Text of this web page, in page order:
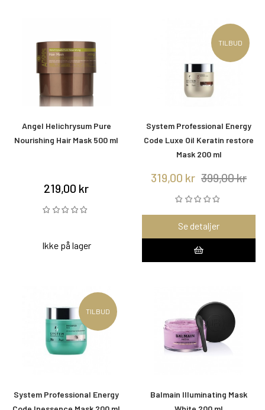
Angel Helichrysum Pure
Nourishing Hair Mask 500 ml
219,00 kr
Ikke på lager
TILBUD
System Professional Energy
Code Luxe Oil Keratin restore
Mask 200 ml
319,00 kr 399,00 kr
Se detaljer
TILBUD
System Professional Energy
Balmain Illuminating Mask